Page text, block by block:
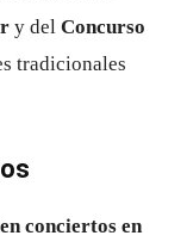
y del Concurso
tradicionales
conciertos en